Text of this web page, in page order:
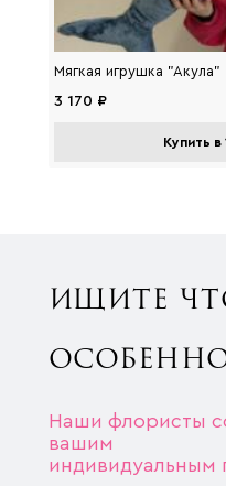
Мягкая игрушка "Акула"
3 170 ₽
Купить в
ИЩИТЕ
Наши флористы
вашим
индивидуальным